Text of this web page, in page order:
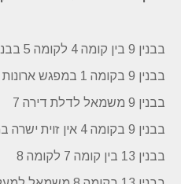
בבנין 9 בין קומה 4 לקומה 5 בבנין
בבנין 9 בקומה 1 במפגש ארונות מתכת
בבנין 9 משמאל לדלת דירה 7
בבנין 9 בקומה 4 אין זוית ישרה במפגש ארונות מתכת
בבנין 13 בין קומה 7 לקומה 8